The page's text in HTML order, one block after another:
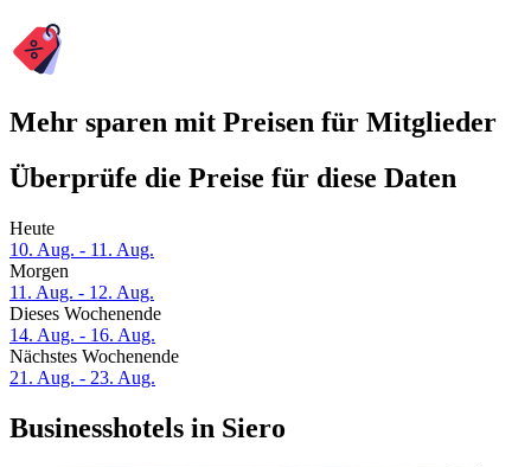
Mehr sparen mit Preisen für Mitglieder
Überprüfe die Preise für diese Daten
Heute
10. Aug. - 11. Aug.
Morgen
11. Aug. - 12. Aug.
Dieses Wochenende
14. Aug. - 16. Aug.
Nächstes Wochenende
21. Aug. - 23. Aug.
Businesshotels in Siero